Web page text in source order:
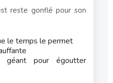
reste gonflé pour son
le temps le permet
pour égoutter